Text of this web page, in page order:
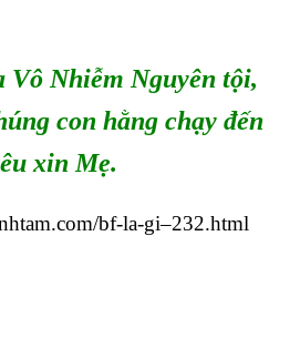
Vô Nhiễm Nguyên tội,
con hằng chạy đến
xin Mẹ.
bf-la-gi–232.html